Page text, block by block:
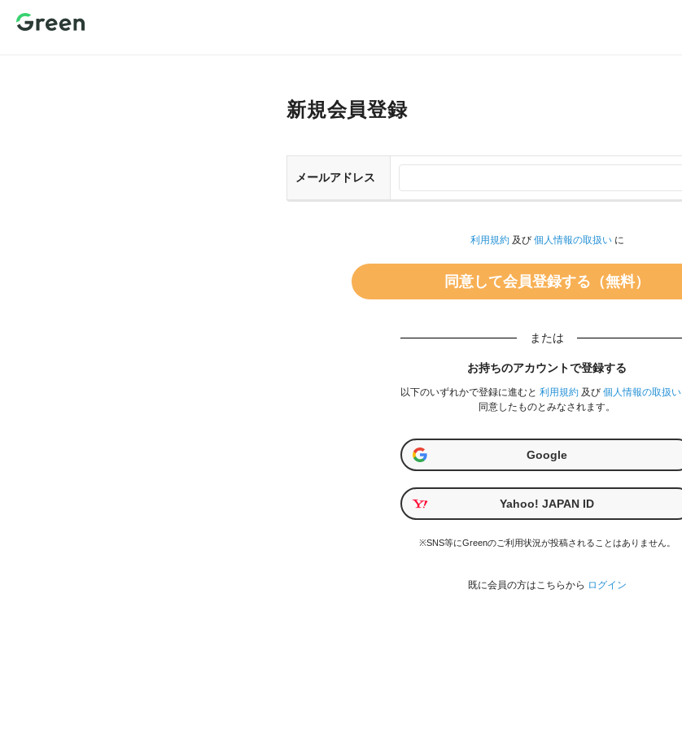
新規会員登録
メールアドレス
利用規約及び 個人情報の取扱いに
または
お持ちのアカウントで登録する
以下のいずれかで登録に進むと 利用規約 及び 個人情報の取扱い
同意したものとみなされます。
Google
Yahoo! JAPAN ID
※SNS等にGreenのご利用状況が投稿されることはありません。
既に会員の方はこちらから ログイン